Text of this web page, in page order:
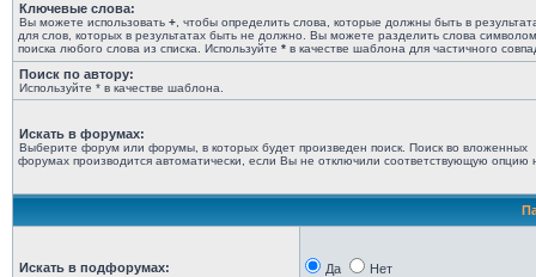
Ключевые слова:
Вы можете использовать + , чтобы определить слова, которые должны быть в
для слов, которых в результатах быть не должно. Вы можете разделить слова
поиска любого слова из списка. Используйте * в качестве шаблона для частичного
Поиск по автору:
Используйте * в качестве шаблона.
Искать в форумах:
Выберите форум или форумы, в которых будет произведен поиск. Поиск во вложенных
форумах производится автоматически, если Вы не отключили соответствующую опцию
Искать в подфорумах: Да Нет